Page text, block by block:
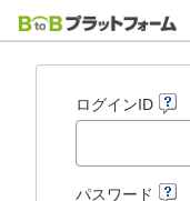
ログインID
パスワード